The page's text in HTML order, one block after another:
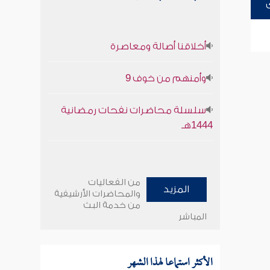
أخلاقنا أصالة ومعاصرة
وأمنهم من خوف 9
سلسلة محاضرات نفحات رمضانية
1444هـ
المزيد
من الفعاليات
والمحاضرات الأرشيفية
من خدمة البث
المباشر
الأكثر استماعا لهذا الشهر